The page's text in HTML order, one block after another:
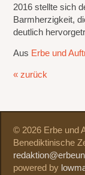
2016 stellte sich
Barmherzigkeit,
deutlich
Aus Erbe und
« zurück
© 2026 Erbe und
Benediktinische
powered by